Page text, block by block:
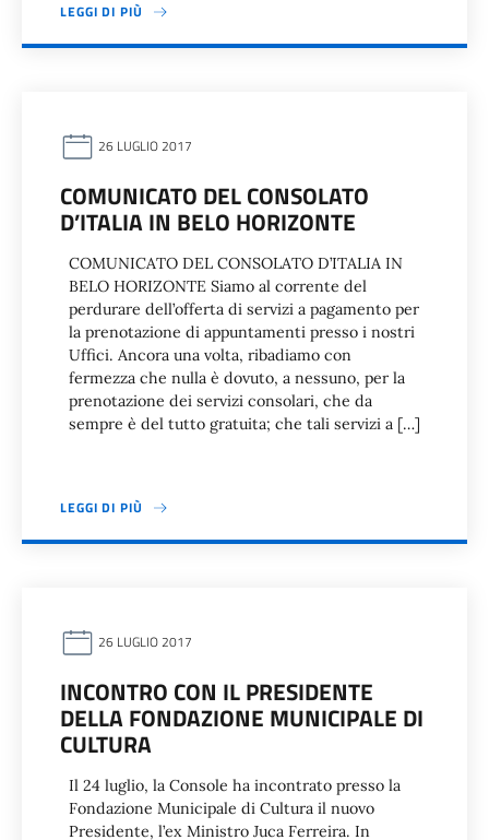
LEGGI DI PIÙ
26 LUGLIO 2017
COMUNICATO DEL CONSOLATO
D’ITALIA IN BELO HORIZONTE
COMUNICATO DEL CONSOLATO D’ITALIA IN
BELO HORIZONTE Siamo al corrente del
perdurare dell’offerta di servizi a pagamento per
la prenotazione di appuntamenti presso i nostri
Uffici. Ancora una volta, ribadiamo con
fermezza che nulla è dovuto, a nessuno, per la
prenotazione dei servizi consolari, che da
sempre è del tutto gratuita; che tali servizi a […]
LEGGI DI PIÙ
26 LUGLIO 2017
INCONTRO CON IL PRESIDENTE
DELLA FONDAZIONE MUNICIPALE DI
CULTURA
Il 24 luglio, la Console ha incontrato presso la
Fondazione Municipale di Cultura il nuovo
Presidente, l’ex Ministro Juca Ferreira. In